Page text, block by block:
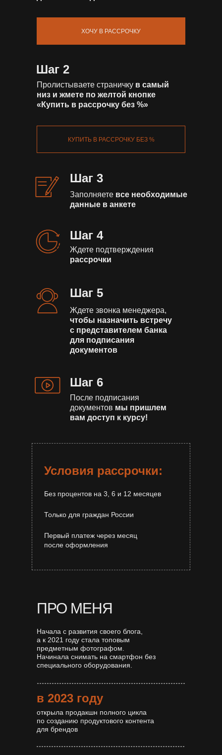
Шаг 2
Шаг 3
Шаг 4
Шаг 5
Шаг 6
Пролистываете страничку в самый
низ и жмете по желтой кнопке
«Купить в рассрочку без %»
Заполняете все необходимые
данные в анкете
Ждете подтверждения
рассрочки
Ждете звонка менеджера,
чтобы назначить встречу
с представителем банка
для подписания
документов
После подписания
документов мы пришлем
вам доступ к курсу!
Условия рассрочки:
Без процентов на 3, 6 и 12 месяцев
Только для граждан России
Первый платеж через месяц
после оформления
КУПИТЬ В РАССРОЧКУ БЕЗ %
ХОЧУ В РАССРОЧКУ
ПРО МЕНЯ
Начала с развития своего блога,
а к 2021 году стала топовым
предметным фотографом.
Начинала снимать на смартфон без
специального оборудования.
открыла продакшн полного цикла
по созданию продуктового контента
для брендов
в 2023 году